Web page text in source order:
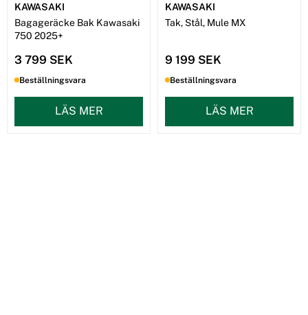
KAWASAKI
Bagageräcke Bak Kawasaki
750 2025+
3 799 SEK
Beställningsvara
LÄS MER
KAWASAKI
Tak, Stål, Mule MX
9 199 SEK
Beställningsvara
LÄS MER